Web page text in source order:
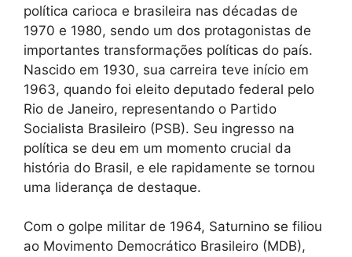
política carioca e brasileira nas décadas de
1970 e 1980, sendo um dos protagonistas de
importantes transformações políticas do país.
Nascido em 1930, sua carreira teve início em
1963, quando foi eleito deputado federal pelo
Rio de Janeiro, representando o Partido
Socialista Brasileiro (PSB). Seu ingresso na
política se deu em um momento crucial da
história do Brasil, e ele rapidamente se tornou
uma liderança de destaque.
Com o golpe militar de 1964, Saturnino se filiou
ao Movimento Democrático Brasileiro (MDB),